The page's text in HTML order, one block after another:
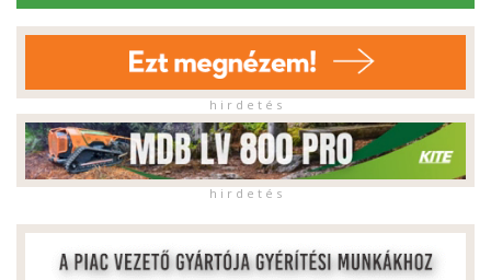
h i r d e t é s
h i r d e t é s